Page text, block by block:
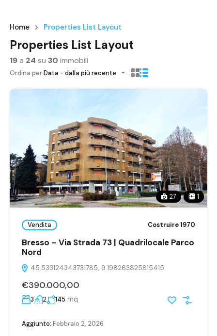
Home Properties List Layout
Properties List Layout
19a 24 su 30 immobili
Ordina per:Data - dalla più recente
27 1
Vendita Costruire 1970
Bresso – Via Strada 73 | Quadrilocale Parco
Nord
45.533124343731785, 9.198263825815415
€390.000,00
3 2 145 mq
Aggiunto: Febbraio 2, 2026